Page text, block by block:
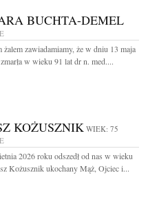
BUCHTA-DEMEL
żalem zawiadamiamy, że w dniu 13 maja
w wieku 91 lat dr n. med....
KOŻUSZNIK WIEK: 75
2026 roku odszedł od nas w wieku
Kożusznik ukochany Mąż, Ojciec i...